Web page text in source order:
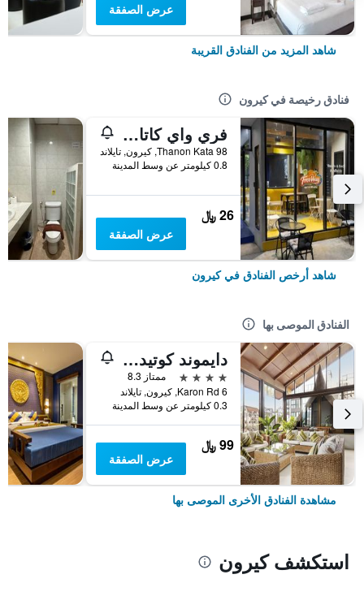
عرض الصفقة
شاهد المزيد من الفنادق القريبة
فنادق رخيصة في كيرون
فري واي كاتا بيتش هوستل
98 Thanon Kata, كيرون, تايلاند
0.8 كيلومتر عن وسط المدينة
26 ﷼
عرض الصفقة
شاهد أرخص الفنادق في كيرون
الفنادق الموصى بها
دايموند كوتيدج ريزورت آند سبا
4 نجوم
ممتاز 8.3
6 Karon Rd, كيرون, تايلاند
0.3 كيلومتر عن وسط المدينة
99 ﷼
عرض الصفقة
مشاهدة الفنادق الأخرى الموصى بها
استكشف كيرون